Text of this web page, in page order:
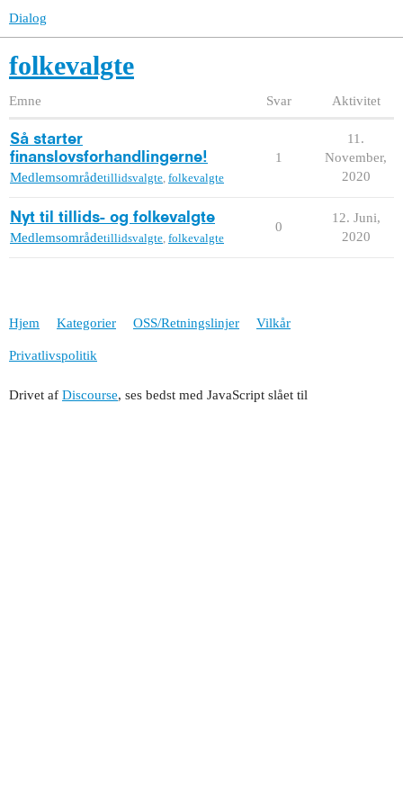
Dialog
folkevalgte
Emne Svar Aktivitet
Så starter
finanslovsforhandlingerne!
Medlemsområdetillidsvalgte folkevalgte
1
11.
November,
2020
Nyt til tillids- og folkevalgte
Medlemsområdetillidsvalgte folkevalgte
0
12. Juni,
2020
Hjem Kategorier OSS/Retningslinjer Vilkår
Privatlivspolitik
Drivet af Discourse, ses bedst med JavaScript slået til